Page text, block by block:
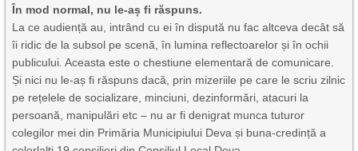
În mod normal, nu le-aș fi răspuns.
La ce audiență au, intrând cu ei în dispută nu fac altceva decât să
îi ridic de la subsol pe scenă, în lumina reflectoarelor și în ochii
publicului. Aceasta este o chestiune elementară de comunicare.
Și nici nu le-aș fi răspuns dacă, prin mizeriile pe care le scriu zilnic
pe rețelele de socializare, minciuni, dezinformări, atacuri la
persoană, manipulări etc – nu ar fi denigrat munca tuturor
colegilor mei din Primăria Municipiului Deva și buna-credință a